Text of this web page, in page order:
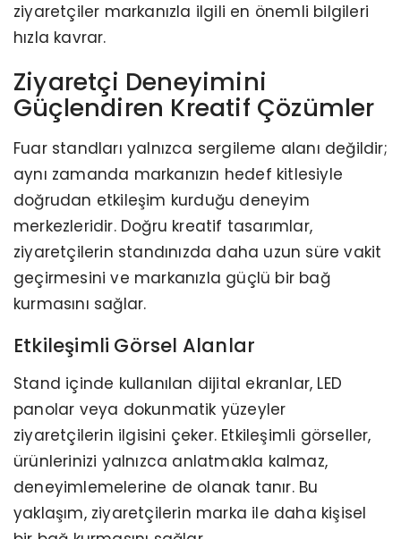
ziyaretçiler markanızla ilgili en önemli bilgileri
hızla kavrar.
Ziyaretçi Deneyimini
Güçlendiren Kreatif Çözümler
Fuar standları yalnızca sergileme alanı değildir;
aynı zamanda markanızın hedef kitlesiyle
doğrudan etkileşim kurduğu deneyim
merkezleridir. Doğru kreatif tasarımlar,
ziyaretçilerin standınızda daha uzun süre vakit
geçirmesini ve markanızla güçlü bir bağ
kurmasını sağlar.
Etkileşimli Görsel Alanlar
Stand içinde kullanılan dijital ekranlar, LED
panolar veya dokunmatik yüzeyler
ziyaretçilerin ilgisini çeker. Etkileşimli görseller,
ürünlerinizi yalnızca anlatmakla kalmaz,
deneyimlemelerine de olanak tanır. Bu
yaklaşım, ziyaretçilerin marka ile daha kişisel